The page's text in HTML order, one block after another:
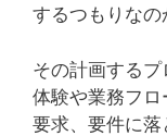
するつもりなの
その計画する
体験や業務フ
要求、要件に